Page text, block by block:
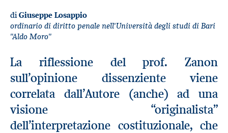
diGiuseppe Losappio
ordinario di diritto penale nell'Università degli studi di Bari
"Aldo Moro"
La riflessione del prof. Zanon
sull’opinione dissenziente viene
correlata dall’Autore (anche) ad una
visione “originalista”
dell’interpretazione costituzionale, che